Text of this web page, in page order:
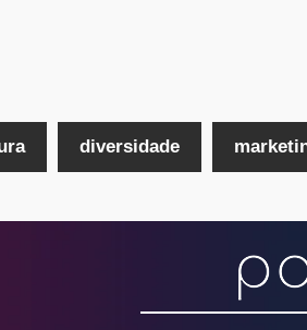
diversidade